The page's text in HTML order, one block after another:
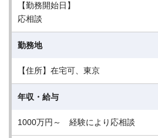
【勤務開始日】
応相談
勤務地
【住所】在宅可、東京
年収・給与
1000万円～ 経験により応相談